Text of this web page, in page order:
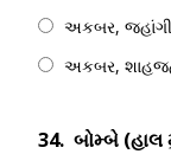
અકબર,
અકબર,
34. બોમ્બે